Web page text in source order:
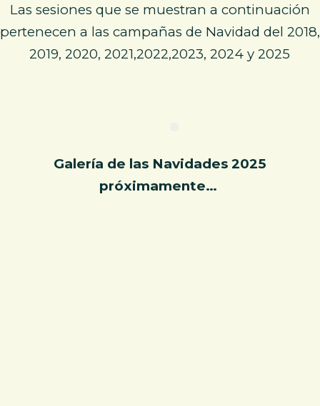
Las sesiones que se muestran a continuación
pertenecen a las campañas de Navidad del 2018,
2019, 2020, 2021,2022,2023, 2024 y 2025
Galería de las Navidades 2025
próximamente…